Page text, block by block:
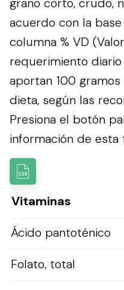
acuerdo con la
columna % VD
requerimiento
aportan 100
dieta, según las
Presiona el botón
información de esta
Vitaminas
Ácido pantoténico
Folato, total